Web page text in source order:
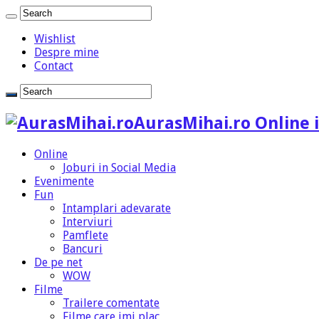
Wishlist
Despre mine
Contact
AurasMihai.ro Online
Online
Joburi in Social Media
Evenimente
Fun
Intamplari adevarate
Interviuri
Pamflete
Bancuri
De pe net
WOW
Filme
Trailere comentate